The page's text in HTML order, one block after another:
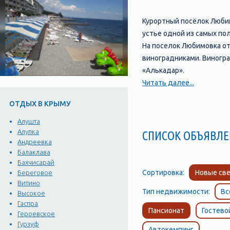
ОТДЫХ В КРЫМУ
Алушта
Алупка
Андреевка
Балаклава
Бахчисарай
Береговое
Витино
Высокое
Гаспра
Героевское
Гурзуф
Курортный посёлок
устье одной из самых
На поселок Любимовка
виноградниками.
«Алькадар».
Поселок Любимовка,
Когда говорят об
и множеством
множество пляжных
Здесь можно поиграть
отведать свежую
мускаты.
Читать далее...
СПИСОК
Сортировка: Новые
Тип недвижимости:
Пансионат